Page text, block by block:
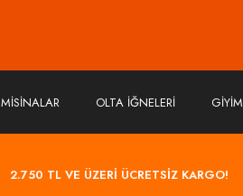
MİSİNALAR OLTA İĞNELERİ GİYİM
2.750 TL VE ÜZERİ ÜCRETSİZ KARGO!